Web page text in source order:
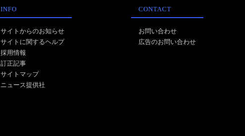
INFO
サイトからのお知らせ
サイトに関するヘルプ
採用情報
訂正記事
サイトマップ
ニュース提供社
CONTACT
お問い合わせ
広告のお問い合わせ